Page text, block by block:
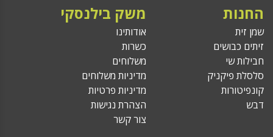
החנות
שמן זית
זיתים כבושים
חבילות שי
סלסלת פיקניק
קונפיטורות
דבש
משק בילנסקי
אודותינו
כשרות
משלוחים
מדיניות משלוחים
מדיניות פרטיות
הצהרת נגישות
צור קשר